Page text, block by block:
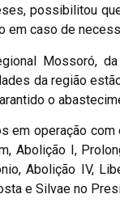
possibilitou
em caso de
Mossoró,
da região
o
em operação
Abolição I,
Abolição IV,
e Silvae no